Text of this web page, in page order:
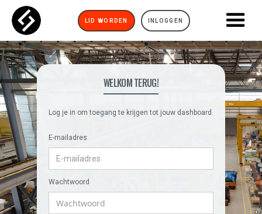
LID WORDEN INLOGGEN
WELKOM TERUG!
Log je in om toegang te krijgen tot jouw dashboard.
E-mailadres
Wachtwoord